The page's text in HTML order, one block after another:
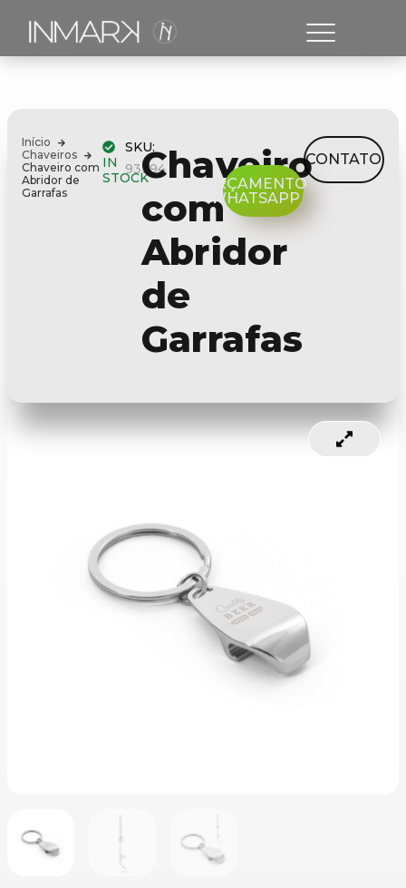
Início
Chaveiros
Chaveiro com
Abridor de
Garrafas
IN
STOCK
SKU:
93394
Chaveiro
com
Abridor
de
Garrafas
ORÇAMENTO
WHATSAPP
CONTATO